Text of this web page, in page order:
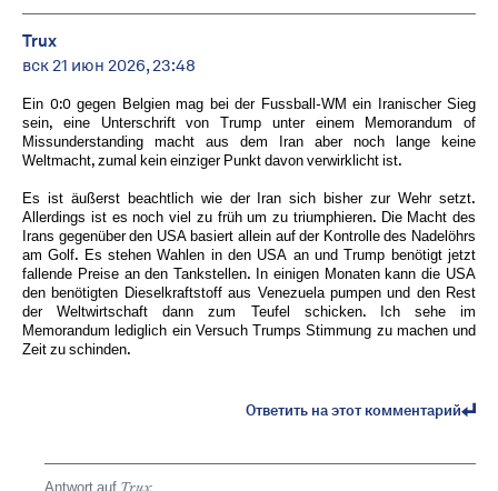
Trux
вск 21 июн 2026, 23:48
Ein 0:0 gegen Belgien mag bei der Fussball-WM ein Iranischer Sieg
sein, eine Unterschrift von Trump unter einem Memorandum of
Missunderstanding macht aus dem Iran aber noch lange keine
Weltmacht, zumal kein einziger Punkt davon verwirklicht ist.
Es ist äußerst beachtlich wie der Iran sich bisher zur Wehr setzt.
Allerdings ist es noch viel zu früh um zu triumphieren. Die Macht des
Irans gegenüber den USA basiert allein auf der Kontrolle des Nadelöhrs
am Golf. Es stehen Wahlen in den USA an und Trump benötigt jetzt
fallende Preise an den Tankstellen. In einigen Monaten kann die USA
den benötigten Dieselkraftstoff aus Venezuela pumpen und den Rest
der Weltwirtschaft dann zum Teufel schicken. Ich sehe im
Memorandum lediglich ein Versuch Trumps Stimmung zu machen und
Zeit zu schinden.
Ответить на этот комментарий
Antwort auf Trux